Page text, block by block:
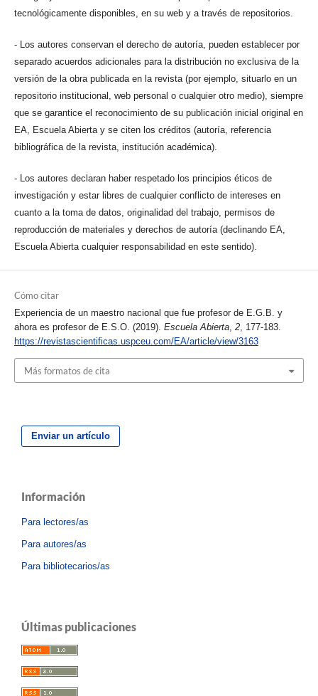
tecnológicamente disponibles, en su web y a través de repositorios.
- Los autores conservan el derecho de autoría, pueden establecer por
separado acuerdos adicionales para la distribución no exclusiva de la
versión de la obra publicada en la revista (por ejemplo, situarlo en un
repositorio institucional, web personal o cualquier otro medio), siempre
que se garantice el reconocimiento de su publicación inicial original en
EA, Escuela Abierta y se citen los créditos (autoría, referencia
bibliográfica de la revista, institución académica).
- Los autores declaran haber respetado los principios éticos de
investigación y estar libres de cualquier conflicto de intereses en
cuanto a la toma de datos, originalidad del trabajo, permisos de
reproducción de materiales y derechos de autoría (declinando EA,
Escuela Abierta cualquier responsabilidad en este sentido).
Cómo citar
Experiencia de un maestro nacional que fue profesor de E.G.B. y
ahora es profesor de E.S.O. (2019). Escuela Abierta, 2, 177-183.
https://revistascientificas.uspceu.com/EA/article/view/3163
Más formatos de cita
Enviar un artículo
Información
Para lectores/as
Para autores/as
Para bibliotecarios/as
Últimas publicaciones